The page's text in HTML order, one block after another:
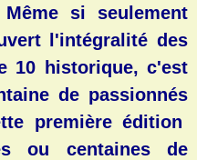
si seulement
l'intégralité des
10 historique, c'est
de passionnés
première édition
ou centaines de